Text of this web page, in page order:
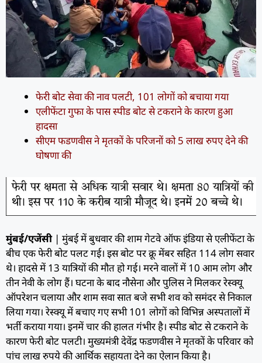
फेरी बोट सेवा की नाव पलटी, 101 लोगों को बचाया गया
एलीफेंटा गुफा के पास स्पीड बोट से टकराने के कारण हुआ
हादसा
सीएम फडणवीस ने मृतकों के परिजनों को 5 लाख रुपए देने की
घोषणा की
मुंबई/एजेंसी| मुंबई में बुधवार की शाम गेटवे ऑफ इंडिया से एलीफेंटा के
बीच एक फेरी बोट पलट गई। इस बोट पर क्रू मेंबर सहित 114 लोग सवार
थे। हादसे में 13 यात्रियों की मौत हो गई। मरने वालों में 10 आम लोग और
तीन नेवी के लोग हैं। घटना के बाद नौसेना और पुलिस ने मिलकर रेस्क्यू
ऑपरेशन चलाया और शाम सवा सात बजे सभी शव को समंदर से निकाल
लिया गया। रेस्क्यू में बचाए गए सभी 101 लोगों को विभिन्न अस्पतालों में
भर्ती कराया गया। इनमें चार की हालत गंभीर है। स्पीड बोट से टकराने के
कारण फेरी बोट पलटी। मुख्यमंत्री देवेंद्र फडणवीस ने मृतकों के परिवार को
पांच लाख रुपये की आर्थिक सहायता देने का ऐलान किया है।